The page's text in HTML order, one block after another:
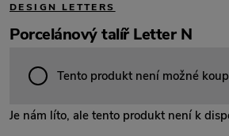
DESIGN LETTERS
Porcelánový talíř Letter N
Tento produkt není možné
Je nám líto, ale tento produkt není k